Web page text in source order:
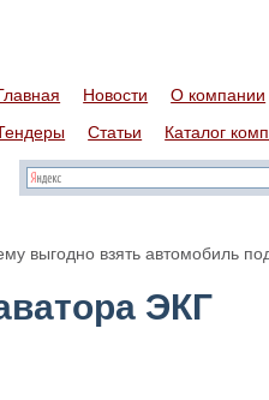
Новости
О компании
Статьи Каталог
выгодно взять автомобиль
ЭКГ